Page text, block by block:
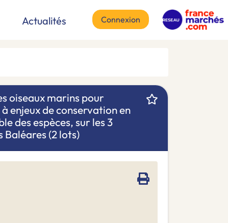
Actualités Connexion
oiseaux marins pour
enjeux de conservation en
des espèces, sur les 3
(2 lots)